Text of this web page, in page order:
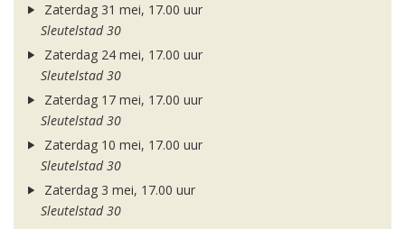
Zaterdag 31 mei, 17.00 uur
Sleutelstad 30
Zaterdag 24 mei, 17.00 uur
Sleutelstad 30
Zaterdag 17 mei, 17.00 uur
Sleutelstad 30
Zaterdag 10 mei, 17.00 uur
Sleutelstad 30
Zaterdag 3 mei, 17.00 uur
Sleutelstad 30